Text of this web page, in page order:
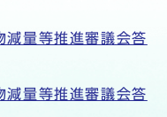
量等推進審議会答
量等推進審議会答